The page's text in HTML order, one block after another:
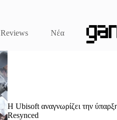
Reviews
Νέα
H Ubisoft αναγνωρίζει την
Resynced